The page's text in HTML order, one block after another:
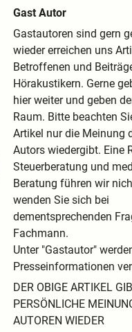
Gast Autor
Gastautoren sind gern
wieder erreichen uns
Betroffenen und
Hörakustikern. Gerne
hier weiter und geben
Raum. Bitte beachten
Artikel nur die Meinung
Autors wiedergibt. Eine
Steuerberatung und
Beratung führen wir
wenden Sie sich bei
dementsprechenden
Fachmann.
Unter "Gastautor"
Presseinformationen
DER OBIGE ARTIKEL
PERSÖNLICHE
AUTOREN WIEDER